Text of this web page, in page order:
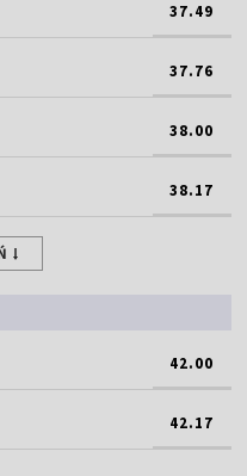
37.49
37.76
38.00
38.17
42.00
42.17